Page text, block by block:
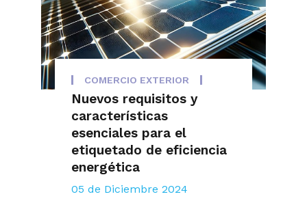
COMERCIO EXTERIOR
Nuevos requisitos y
características
esenciales para el
etiquetado de eficiencia
energética
05 de Diciembre 2024